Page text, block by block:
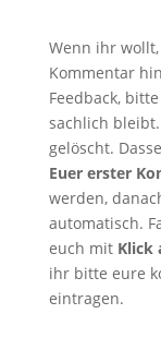
Wenn ihr
Kommentar
Feedback,
sachlich
gelöscht.
Euer erster
werden,
automatisch.
euch mit Klick
ihr bitte eure
eintragen.